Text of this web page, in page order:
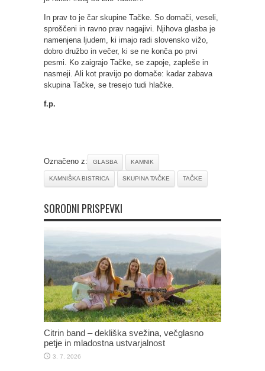
In prav to je čar skupine Tačke. So domači, veseli,
sproščeni in ravno prav nagajivi. Njihova glasba je
namenjena ljudem, ki imajo radi slovensko vižo,
dobro družbo in večer, ki se ne konča po prvi
pesmi. Ko zaigrajo Tačke, se zapoje, zapleše in
nasmeji. Ali kot pravijo po domače: kadar zabava
skupina Tačke, se tresejo tudi hlačke.
f.p.
Označeno z: GLASBA KAMNIK
KAMNIŠKA BISTRICA SKUPINA TAČKE TAČKE
SORODNI PRISPEVKI
Citrin band – dekliška svežina, večglasno
petje in mladostna ustvarjalnost
3. 7. 2026